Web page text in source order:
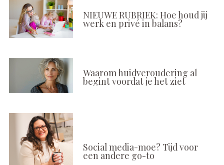
NIEUWE RUBRIEK: Hoe houd jij
werk en privé in balans?
Waarom huidveroudering al
begint voordat je het ziet
Social media-moe? Tijd voor
een andere go-to